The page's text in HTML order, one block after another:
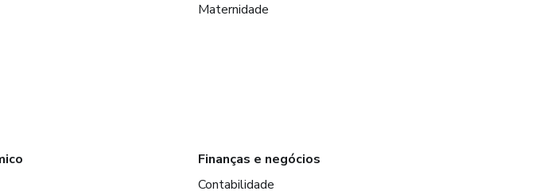
Maternidade
Finanças e negócios
Contabilidade